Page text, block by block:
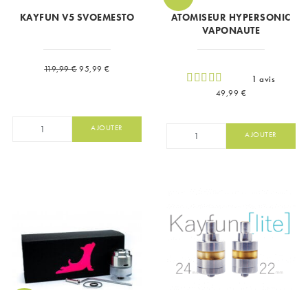
KAYFUN V5 SVOEMESTO
Prix de base
119,99 €Prix
95,99 €
AJOUTER
ATOMISEUR HYPERSONIC
VAPONAUTE
1 avis
Prix
49,99 €
AJOUTER